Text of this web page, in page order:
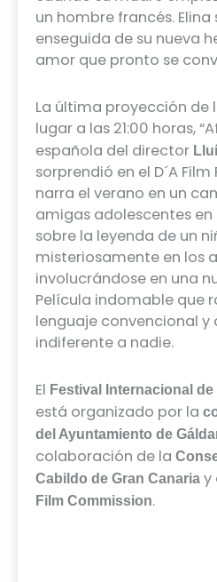
un hombre francés.
enseguida de su nueva
amor que pronto se
La última proyección de
lugar a las 21:00 horas,
española del director
sorprendió en el D´A
narra el verano en un
amigas adolescentes
sobre la leyenda de un
misteriosamente en los
involucrándose en una
Película indomable que
lenguaje convencional y
indiferente a nadie.
El Festival Internacional de
está organizado por la
del Ayuntamiento de
colaboración de la
Cabildo de Gran Canaria y
Film Commission.